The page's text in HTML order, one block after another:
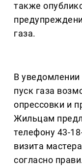
также
газа.
В уведомлении
пуск газа
опрессовки и
Жильцам
телефону 43-
визита
согласно